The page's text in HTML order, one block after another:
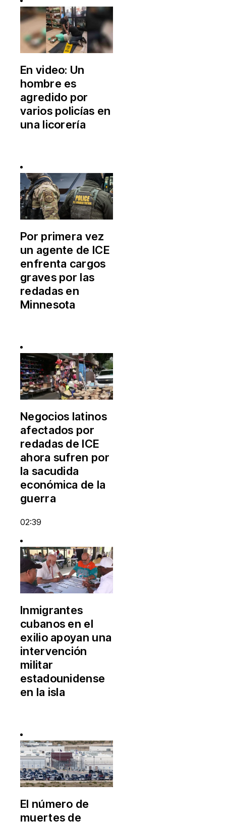
En video: Un
hombre es
agredido por
varios policías en
una licorería
Por primera vez
un agente de ICE
enfrenta cargos
graves por las
redadas en
Minnesota
Negocios latinos
afectados por
redadas de ICE
ahora sufren por
la sacudida
económica de la
guerra
02:39
Inmigrantes
cubanos en el
exilio apoyan una
intervención
militar
estadounidense
en la isla
El número de
muertes de